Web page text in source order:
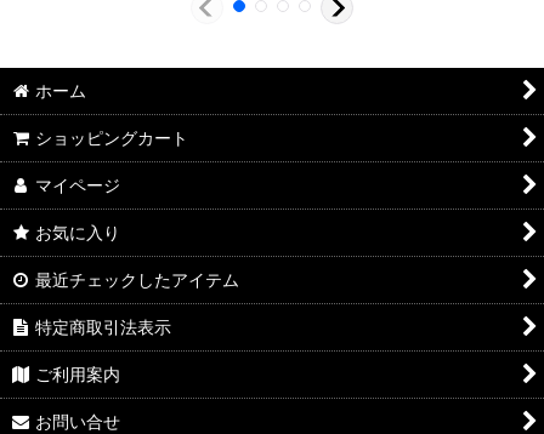
ホーム
ショッピングカート
マイページ
お気に入り
最近チェックしたアイテム
特定商取引法表示
ご利用案内
お問い合せ